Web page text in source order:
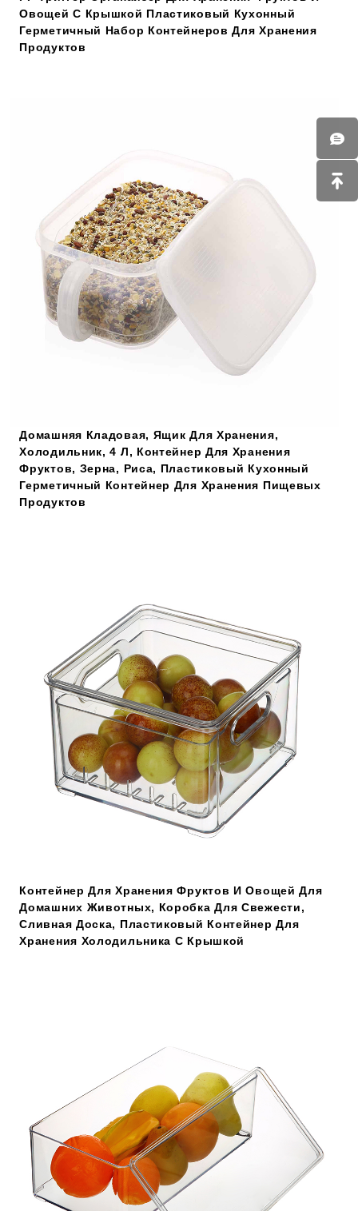
Овощей С Крышкой Пластиковый Кухонный
Герметичный Набор Контейнеров Для Хранения
Продуктов
Домашняя Кладовая, Ящик Для Хранения,
Холодильник, 4 Л, Контейнер Для Хранения
Фруктов, Зерна, Риса, Пластиковый Кухонный
Герметичный Контейнер Для Хранения Пищевых
Продуктов
Контейнер Для Хранения Фруктов И Овощей Для
Домашних Животных, Коробка Для Свежести,
Сливная Доска, Пластиковый Контейнер Для
Хранения Холодильника С Крышкой